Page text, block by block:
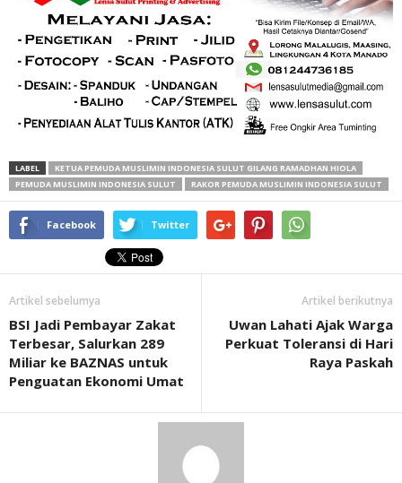
LABEL
KETUA PEMUDA MUSLIMIN INDONESIA SULUT GILANG RAMADHAN HIOLA
PEMUDA MUSLIMIN INDONESIA SULUT
RAKOR PEMUDA MUSLIMIN INDONESIA SULUT
Facebook Twitter
Artikel sebelumya
BSI Jadi Pembayar Zakat
Terbesar, Salurkan 289
Miliar ke BAZNAS untuk
Penguatan Ekonomi Umat
Artikel berikutnya
Uwan Lahati Ajak Warga
Perkuat Toleransi di Hari
Raya Paskah